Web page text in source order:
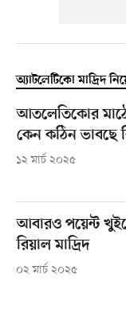
অ্যাটলেটিকো মাদ্রিদ
আতলেতিকোর
কেন কঠিন ভাবছে
১২ মার্চ ২০২৫
আবারও পয়েন্ট
রিয়াল মাদ্রিদ
০২ মার্চ ২০২৫